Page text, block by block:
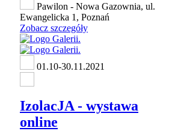
Pawilon - Nowa Gazownia, ul.
Ewangelicka 1, Poznań
Zobacz szczegóły
01.10-30.11.2021
IzolacJA - wystawa
online